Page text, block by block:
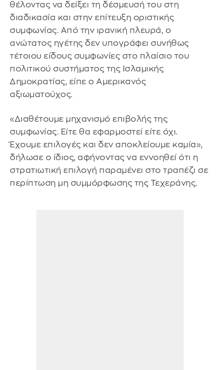
θέλοντας να δείξει τη δέσμευσή του στη
διαδικασία και στην επίτευξη οριστικής
συμφωνίας. Από την ιρανική πλευρά, ο
ανώτατος ηγέτης δεν υπογράφει συνήθως
τέτοιου είδους συμφωνίες στο πλαίσιο του
πολιτικού συστήματος της Ισλαμικής
Δημοκρατίας, είπε ο Αμερικανός
αξιωματούχος.
«Διαθέτουμε μηχανισμό επιβολής της
συμφωνίας. Είτε θα εφαρμοστεί είτε όχι.
Έχουμε επιλογές και δεν αποκλείουμε καμία»,
δήλωσε ο ίδιος, αφήνοντας να εννοηθεί ότι η
στρατιωτική επιλογή παραμένει στο τραπέζι σε
περίπτωση μη συμμόρφωσης της Τεχεράνης.